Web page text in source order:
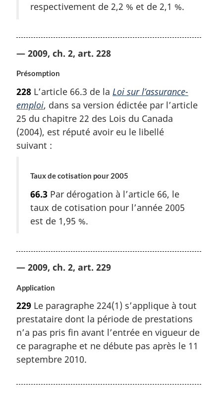
respectivement de 2,2 % et de 2,1 %.
— 2009, ch. 2, art. 228
Présomption
228 L’article 66.3 de la Loi sur l’assurance-
emploi, dans sa version édictée par l’article
25 du chapitre 22 des Lois du Canada
(2004), est réputé avoir eu le libellé
suivant :
Taux de cotisation pour 2005
66.3 Par dérogation à l’article 66, le
taux de cotisation pour l’année 2005
est de 1,95 %.
— 2009, ch. 2, art. 229
Application
229 Le paragraphe 224(1) s’applique à tout
prestataire dont la période de prestations
n’a pas pris fin avant l’entrée en vigueur de
ce paragraphe et ne débute pas après le 11
septembre 2010.